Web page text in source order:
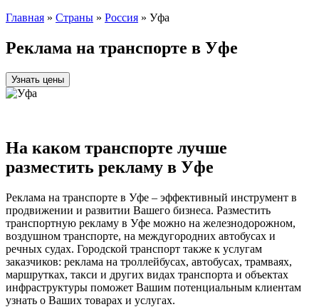
Главная » Страны » Россия » Уфа
Реклама на транспорте в Уфе
На каком транспорте лучше
разместить рекламу в Уфе
Реклама на транспорте в Уфе – эффективный инструмент в
продвижении и развитии Вашего бизнеса. Разместить
транспортную рекламу в Уфе можно на железнодорожном,
воздушном транспорте, на междугородних автобусах и
речных судах. Городской транспорт также к услугам
заказчиков: реклама на троллейбусах, автобусах, трамваях,
маршрутках, такси и других видах транспорта и объектах
инфраструктуры поможет Вашим потенциальным клиентам
узнать о Ваших товарах и услугах.